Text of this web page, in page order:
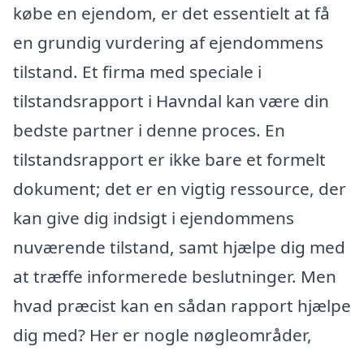
købe en ejendom, er det essentielt at få
en grundig vurdering af ejendommens
tilstand. Et firma med speciale i
tilstandsrapport i Havndal kan være din
bedste partner i denne proces. En
tilstandsrapport er ikke bare et formelt
dokument; det er en vigtig ressource, der
kan give dig indsigt i ejendommens
nuværende tilstand, samt hjælpe dig med
at træffe informerede beslutninger. Men
hvad præcist kan en sådan rapport hjælpe
dig med? Her er nogle nøgleområder,